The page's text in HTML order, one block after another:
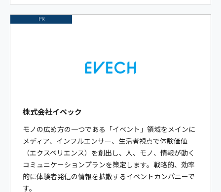
PR
株式会社イベック
モノの広め方の一つである「イベント」領域をメインに
メディア、インフルエンサー、生活者視点で体験価値
（エクスペリエンス）を創出し、人、モノ、情報が動く
コミュニケーションプランを策定します。戦略的、効率
的に体験者発信の情報を拡散するイベントカンパニーで
す。